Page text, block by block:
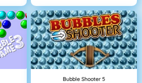
Bubble Shooter 5